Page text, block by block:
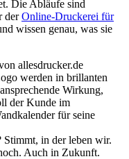
Die Abläufe sind
derOnline-Druckerei für
wissen genau, was sie
allesdrucker.de
werden in brillanten
Wirkung,
der Kunde im
für seine
in der leben wir.
Auch in Zukunft.